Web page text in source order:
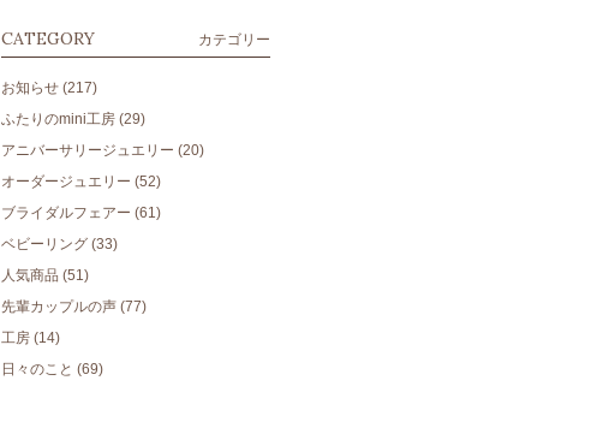
CATEGORY カテゴリー
お知らせ (217)
ふたりのmini工房 (29)
アニバーサリージュエリー (20)
オーダージュエリー (52)
ブライダルフェアー (61)
ベビーリング (33)
人気商品 (51)
先輩カップルの声 (77)
工房 (14)
日々のこと (69)